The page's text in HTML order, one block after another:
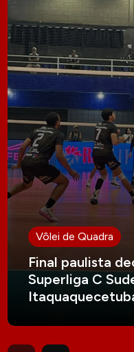
Vôlei de Quadra
Final paulista
Superliga C